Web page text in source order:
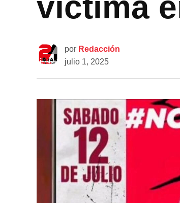
por Redacción
julio 1, 2025